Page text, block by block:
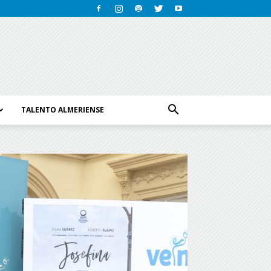
TALENTO ALMERIENSE